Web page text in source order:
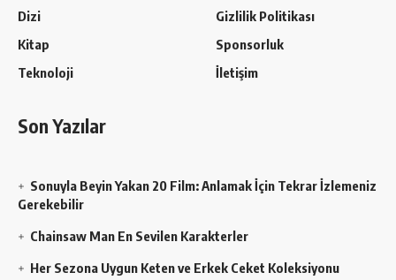
Dizi
Kitap
Teknoloji
Gizlilik Politikası
Sponsorluk
İletişim
Son Yazılar
Sonuyla Beyin Yakan 20 Film: Anlamak İçin Tekrar İzlemeniz
Gerekebilir
Chainsaw Man En Sevilen Karakterler
Her Sezona Uygun Keten ve Erkek Ceket Koleksiyonu